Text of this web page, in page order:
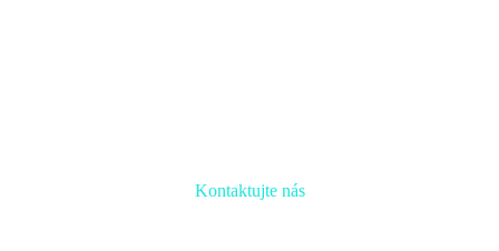
Kontaktujte nás